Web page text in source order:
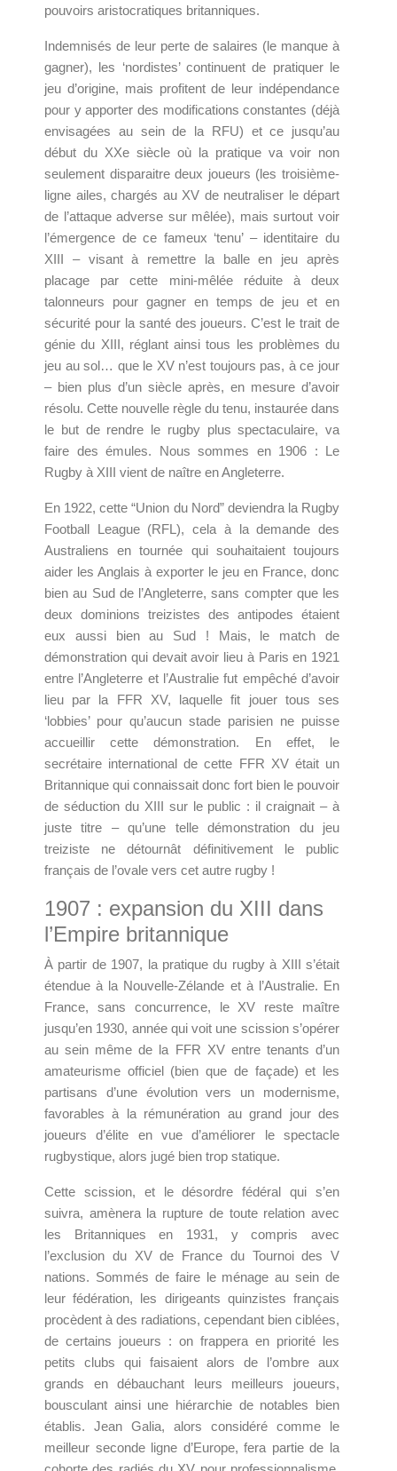
pouvoirs aristocratiques britanniques.
Indemnisés de leur perte de salaires (le manque à
gagner), les ‘nordistes’ continuent de pratiquer le
jeu d’origine, mais profitent de leur indépendance
pour y apporter des modifications constantes (déjà
envisagées au sein de la RFU) et ce jusqu’au
début du XXe siècle où la pratique va voir non
seulement disparaitre deux joueurs (les troisième-
ligne ailes, chargés au XV de neutraliser le départ
de l’attaque adverse sur mêlée), mais surtout voir
l’émergence de ce fameux ‘tenu’ – identitaire du
XIII – visant à remettre la balle en jeu après
placage par cette mini-mêlée réduite à deux
talonneurs pour gagner en temps de jeu et en
sécurité pour la santé des joueurs. C’est le trait de
génie du XIII, réglant ainsi tous les problèmes du
jeu au sol… que le XV n’est toujours pas, à ce jour
– bien plus d’un siècle après, en mesure d’avoir
résolu. Cette nouvelle règle du tenu, instaurée dans
le but de rendre le rugby plus spectaculaire, va
faire des émules. Nous sommes en 1906 : Le
Rugby à XIII vient de naître en Angleterre.
En 1922, cette “Union du Nord” deviendra la Rugby
Football League (RFL), cela à la demande des
Australiens en tournée qui souhaitaient toujours
aider les Anglais à exporter le jeu en France, donc
bien au Sud de l’Angleterre, sans compter que les
deux dominions treizistes des antipodes étaient
eux aussi bien au Sud ! Mais, le match de
démonstration qui devait avoir lieu à Paris en 1921
entre l’Angleterre et l’Australie fut empêché d’avoir
lieu par la FFR XV, laquelle fit jouer tous ses
‘lobbies’ pour qu’aucun stade parisien ne puisse
accueillir cette démonstration. En effet, le
secrétaire international de cette FFR XV était un
Britannique qui connaissait donc fort bien le pouvoir
de séduction du XIII sur le public : il craignait – à
juste titre – qu’une telle démonstration du jeu
treiziste ne détournât définitivement le public
français de l’ovale vers cet autre rugby !
1907 : expansion du XIII dans
l’Empire britannique
À partir de 1907, la pratique du rugby à XIII s’était
étendue à la Nouvelle-Zélande et à l’Australie. En
France, sans concurrence, le XV reste maître
jusqu’en 1930, année qui voit une scission s’opérer
au sein même de la FFR XV entre tenants d’un
amateurisme officiel (bien que de façade) et les
partisans d’une évolution vers un modernisme,
favorables à la rémunération au grand jour des
joueurs d’élite en vue d’améliorer le spectacle
rugbystique, alors jugé bien trop statique.
Cette scission, et le désordre fédéral qui s’en
suivra, amènera la rupture de toute relation avec
les Britanniques en 1931, y compris avec
l’exclusion du XV de France du Tournoi des V
nations. Sommés de faire le ménage au sein de
leur fédération, les dirigeants quinzistes français
procèdent à des radiations, cependant bien ciblées,
de certains joueurs : on frappera en priorité les
petits clubs qui faisaient alors de l’ombre aux
grands en débauchant leurs meilleurs joueurs,
bousculant ainsi une hiérarchie de notables bien
établis. Jean Galia, alors considéré comme le
meilleur seconde ligne d’Europe, fera partie de la